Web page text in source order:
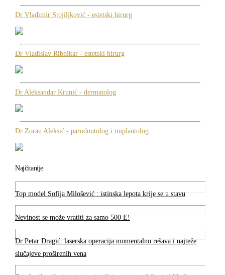
Dr Vladimir Stojiljković - estetski hirurg
Dr Vladislav Ribnikar - estetski hirurg
Dr Aleksandar Krunić - dermatolog
Dr Zoran Aleksić - parodontolog i implantolog
Najčitanije
Top model Sofija Milošević : istinska lepota krije se u stavu
Nevinost se može vratiti za samo 500 E!
Dr Petar Dragić: laserska operacija momentalno rešava i najteže
slučajeve proširenih vena